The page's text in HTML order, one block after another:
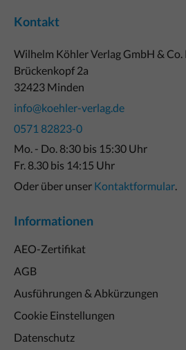
Kontakt
Wilhelm Köhler Verlag GmbH & Co.
Brückenkopf 2a
32423 Minden
info@koehler-verlag.de
0571 82823-0
Mo. - Do. 8:30 bis 15:30 Uhr
Fr. 8.30 bis 14:15 Uhr
Oder über unser Kontaktformular
Informationen
AEO-Zertifikat
AGB
Ausführungen & Abkürzungen
Cookie Einstellungen
Datenschutz